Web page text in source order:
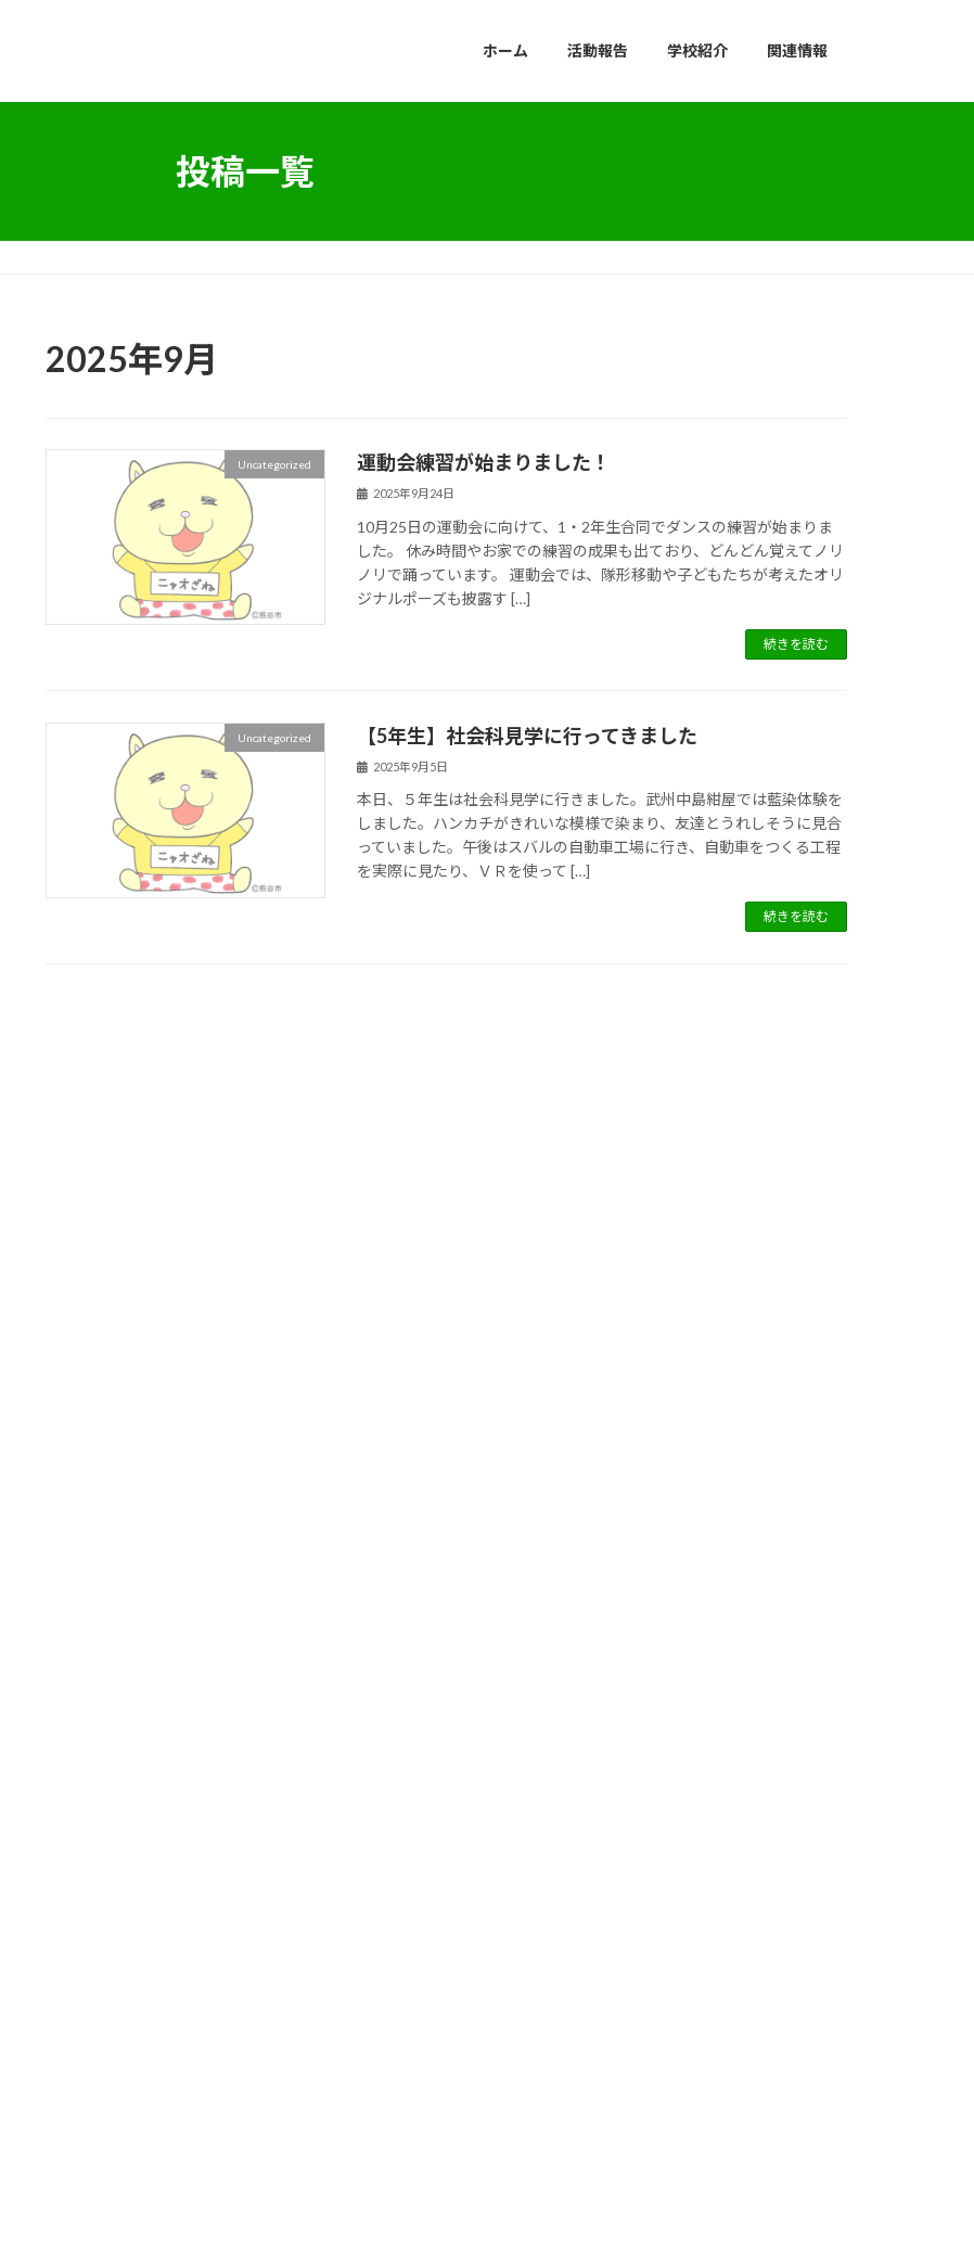
ホーム 活動報告 学校紹介 関連情報
投稿一覧
2025年9月
Uncategorized 運動会練習が始まりました！
2025年9月24日
10月25日の運動会に向けて、1・2年生合同でダンスの練習が始まりま
した。 休み時間やお家での練習の成果も出ており、どんどん覚えてノリ
ノリで踊っています。 運動会では、隊形移動や子どもたちが考えたオリ
ジナルポーズも披露す […]
続きを読む
Uncategorized 【5年生】社会科見学に行ってきました
2025年9月5日
本日、５年生は社会科見学に行きました。武州中島紺屋では藍染体験を
しました。ハンカチがきれいな模様で染まり、友達とうれしそうに見合
っていました。午後はスバルの自動車工場に行き、自動車をつくる工程
を実際に見たり、ＶＲを使って […]
続きを読む